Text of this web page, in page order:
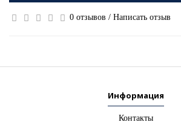
0 отзывов / Написать отзыв
Информация
Контакты